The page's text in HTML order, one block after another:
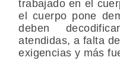
trabajado en el
el cuerpo pone
deben
atendidas, a falta
exigencias y más